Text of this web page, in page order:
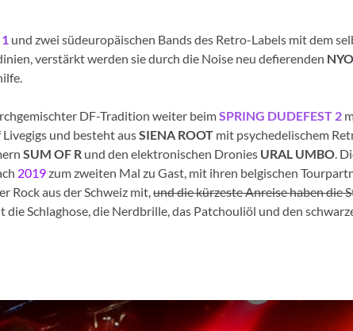
und zwei südeuropäischen Bands des Retro-Labels mit dem
verstärkt werden sie durch die Noise neu defierenden
DF-Tradition weiter beimSPRING DUDEFEST 2
und besteht ausSIENA ROOT mit psychedelischem
SUM OF R und den elektronischen Dronies URAL UMBO.
2019zum zweiten Mal zu Gast, mit ihren belgischen
Rock aus der Schweiz mit,und die kürzeste Anreise haben die
die Schlaghose, die Nerdbrille, das Patchouliöl und den